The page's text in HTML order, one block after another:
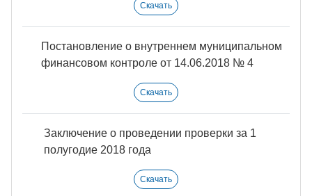
Скачать
Постановление о внутреннем муниципальном
финансовом контроле от 14.06.2018 № 4
Скачать
Заключение о проведении проверки за 1
полугодие 2018 года
Скачать